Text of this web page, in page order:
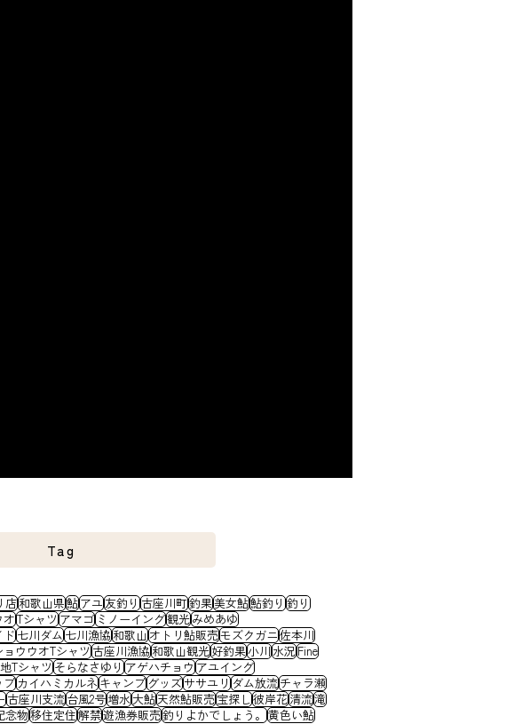
Tag
店和歌山県鮎アユ友釣り古座川町釣果美女鮎鮎釣り釣り
オTシャツアマゴミノーイング観光みめあゆ
ド七川ダム七川漁協和歌山オトリ鮎販売モズクガニ佐本川
ウウオTシャツ古座川漁協和歌山観光好釣果小川水況Fine
Tシャツそらなさゆりアゲハチョウアユイング
プカイハミカルネキャンプグッズササユリダム放流チャラ瀬
古座川支流台風2号増水大鮎天然鮎販売宝探し彼岸花清流滝
念物移住定住解禁遊漁券販売釣りよかでしょう。黄色い鮎